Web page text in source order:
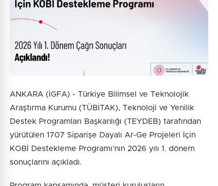
ANKARA (İGFA) - Türkiye Bilimsel ve Teknolojik
Araştırma Kurumu (TÜBİTAK), Teknoloji ve Yenilik
Destek Programları Başkanlığı (TEYDEB) tarafından
yürütülen 1707 Siparişe Dayalı Ar-Ge Projeleri İçin
KOBİ Destekleme Programı’nın 2026 yılı 1. dönem
sonuçlarını açıkladı.